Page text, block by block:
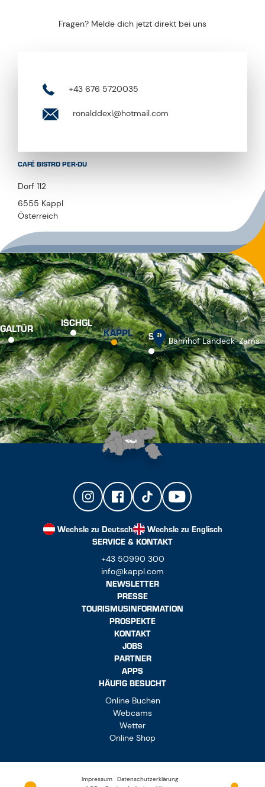
Fragen? Melde dich jetzt direkt bei uns
+43 676 5720035
ronalddexl@hotmail.com
CAFÉ BISTRO PER-DU
Dorf 112
6555 Kappl
Österreich
GALTÜR ISCHGL
KAPPL SEE Bahnhof Landeck-Zams
Wechsle zu Deutsch
Wechsle zu Englisch
SERVICE & KONTAKT
+43 50990 300
info@kappl.com
NEWSLETTER
PRESSE
TOURISMUSINFORMATION
PROSPEKTE
KONTAKT
JOBS
PARTNER
APPS
HÄUFIG BESUCHT
Online Buchen
Webcams
Wetter
Online Shop
Impressum
Datenschutzerklärung